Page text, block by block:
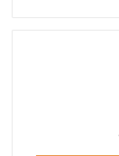
در منطقه مورد
«المسبار»
انجام داده
از اسلام و نحوه